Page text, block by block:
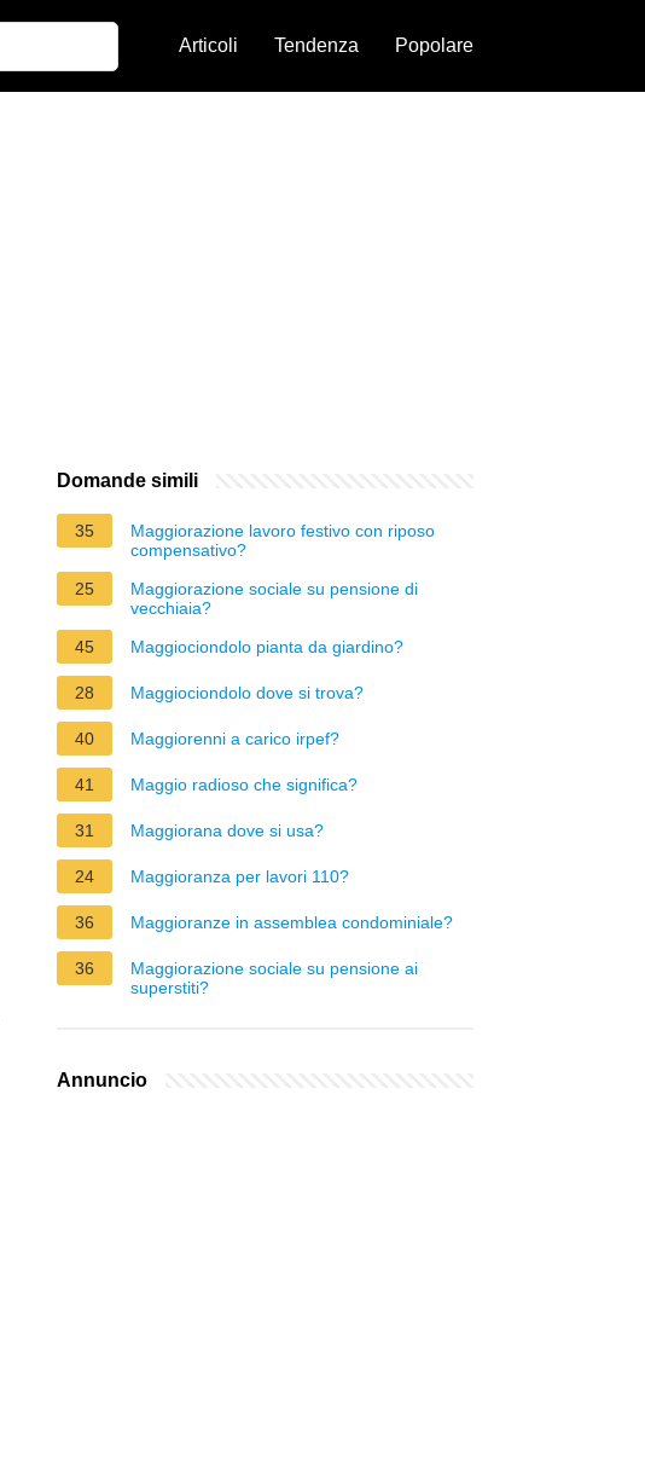
Articoli Tendenza Popolare
Domande simili
35
Maggiorazione lavoro festivo con riposo
compensativo?
25
Maggiorazione sociale su pensione di
vecchiaia?
45
Maggiociondolo pianta da giardino?
28 Maggiociondolo dove si trova?
40 Maggiorenni a carico irpef?
41 Maggio radioso che significa?
31 Maggiorana dove si usa?
24 Maggioranza per lavori 110?
36 Maggioranze in assemblea condominiale?
36
Maggiorazione sociale su pensione ai
superstiti?
Annuncio